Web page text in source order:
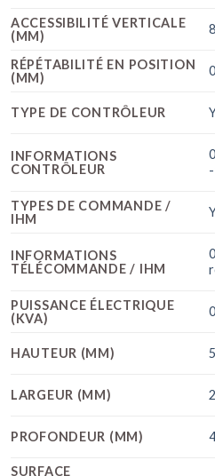
ACCESSIBILITÉ VERTICALE
(MM)
RÉPÉTABILITÉ EN POSITION
(MM)
TYPE DE CONTRÔLEUR
INFORMATIONS
CONTRÔLEUR
TYPES DE COMMANDE /
IHM
INFORMATIONS
TÉLÉCOMMANDE / IHM
PUISSANCE ÉLECTRIQUE
(KVA)
HAUTEUR (MM)
LARGEUR (MM)
PROFONDEUR (MM)
SURFACE